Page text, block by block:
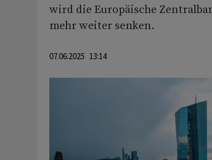
wird die Europäische
mehr weiter senken.
07.06.2025 13:14